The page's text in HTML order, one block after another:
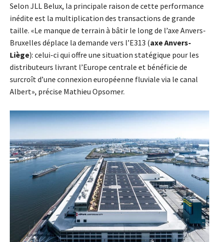
Selon JLL Belux, la principale raison de cette performance
inédite est la multiplication des transactions de grande
taille. «Le manque de terrain à bâtir le long de l’axe Anvers-
Bruxelles déplace la demande vers l’E313 (axe Anvers-
Liège): celui-ci qui offre une situation statégique pour les
distributeurs livrant l’Europe centrale et bénéficie de
surcroît d’une connexion européenne fluviale via le canal
Albert», précise Mathieu Opsomer.